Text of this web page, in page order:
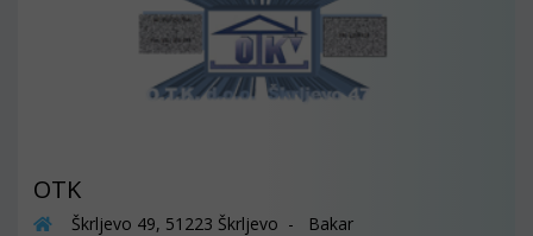
OTK
Škrljevo 49, 51223 Škrljevo - Bakar